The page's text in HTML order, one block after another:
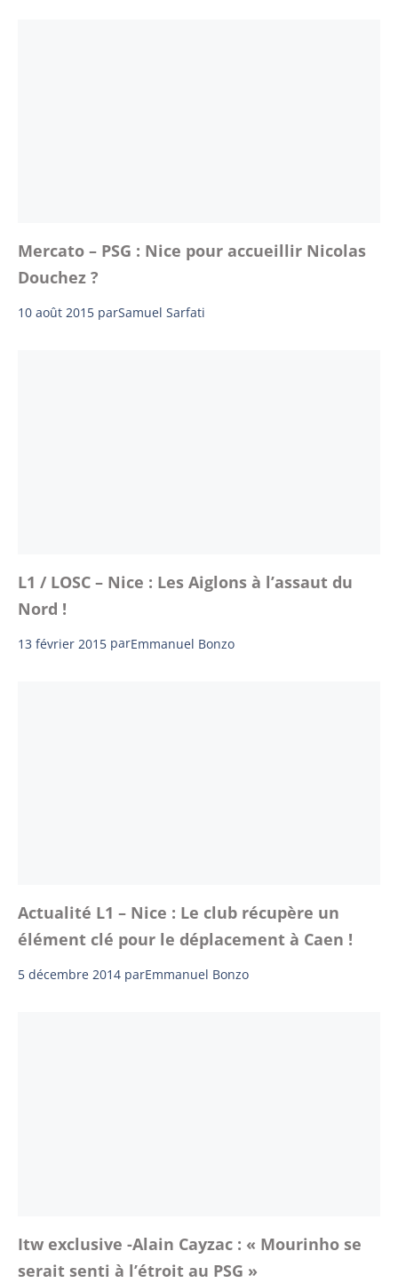
Mercato – PSG : Nice pour accueillir Nicolas
Douchez ?
10 août 2015 parSamuel Sarfati
L1 / LOSC – Nice : Les Aiglons à l’assaut du
Nord !
13 février 2015 parEmmanuel Bonzo
Actualité L1 – Nice : Le club récupère un
élément clé pour le déplacement à Caen !
5 décembre 2014 parEmmanuel Bonzo
Itw exclusive -Alain Cayzac : « Mourinho se
serait senti à l’étroit au PSG »